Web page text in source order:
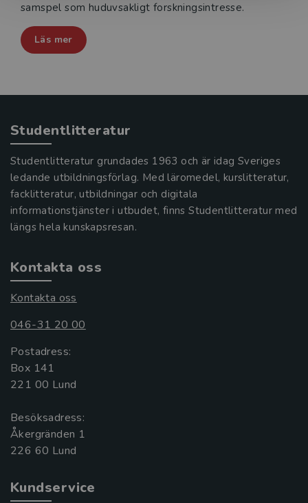
samspel som huduvsakligt forskningsintresse.
Läs mer
Studentlitteratur
Studentlitteratur grundades 1963 och är idag Sveriges
ledande utbildningsförlag. Med läromedel, kurslitteratur,
facklitteratur, utbildningar och digitala
informationstjänster i utbudet, finns Studentlitteratur med
längs hela kunskapsresan.
Kontakta oss
Kontakta oss
046-31 20 00
Postadress:
Box 141
221 00 Lund
Besöksadress:
Åkergränden 1
Kundservice